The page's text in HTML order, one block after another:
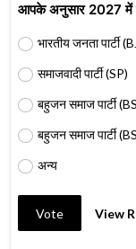
आपके अनुसार 2027 में
भारतीय जनता पार्टी
समाजवादी पार्टी (SP)
बहुजन समाज पार्टी
बहुजन समाज पार्टी
अन्य
Vote View